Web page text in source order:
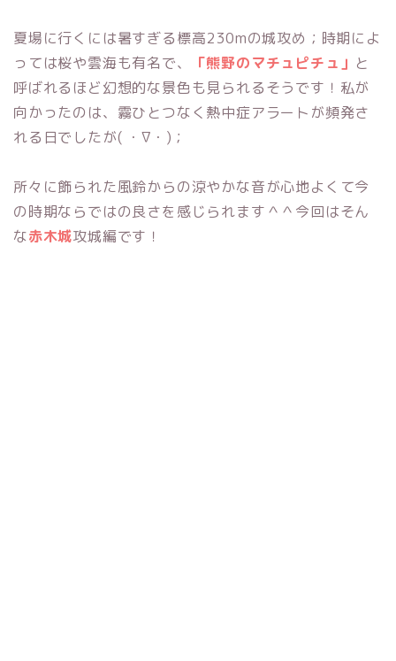
夏場に行くには暑すぎる標高230mの城攻め；時期によ
っては桜や雲海も有名で、
「熊野のマチュピチュ」 と
呼ばれるほど幻想的な景色も見られるそうです！私が
向かったのは、霧ひとつなく熱中症アラートが頻発さ
れる日でしたが( ・∇・)；
所々に飾られた風鈴からの涼やかな音が心地よくて今
の時期ならではの良さを感じられます＾＾今回はそん
な赤木城攻城編です！